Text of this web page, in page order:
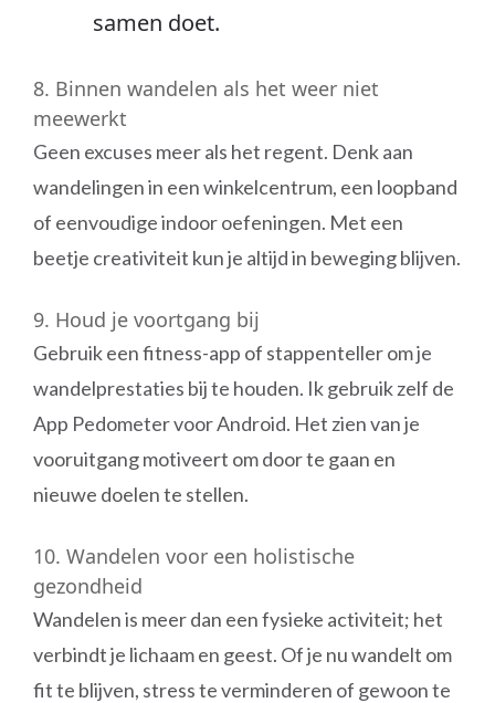
samen doet.
8. Binnen wandelen als het weer niet
meewerkt
Geen excuses meer als het regent. Denk aan
wandelingen in een winkelcentrum, een loopband
of eenvoudige indoor oefeningen. Met een
beetje creativiteit kun je altijd in beweging blijven.
9. Houd je voortgang bij
Gebruik een fitness-app of stappenteller om je
wandelprestaties bij te houden. Ik gebruik zelf de
App Pedometer voor Android. Het zien van je
vooruitgang motiveert om door te gaan en
nieuwe doelen te stellen.
10. Wandelen voor een holistische
gezondheid
Wandelen is meer dan een fysieke activiteit; het
verbindt je lichaam en geest. Of je nu wandelt om
fit te blijven, stress te verminderen of gewoon te